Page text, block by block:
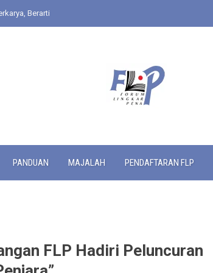
Berarti
PANDUAN MAJALAH PENDAFTARAN FLP
FLP Hadiri Peluncuran